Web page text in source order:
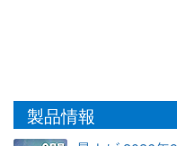
製品情報